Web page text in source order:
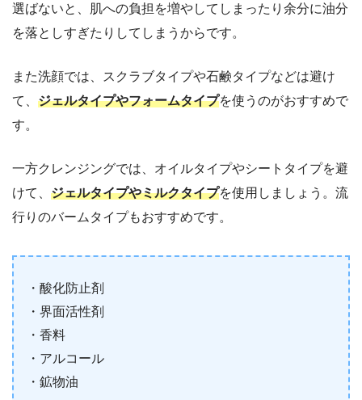
選ばないと、肌への負担を増やしてしまったり余分に油分
を落としすぎたりしてしまうからです。
また洗顔では、スクラブタイプや石鹸タイプなどは避け
て、 ジェルタイプやフォームタイプを使うのがおすすめで
す。
一方クレンジングでは、オイルタイプやシートタイプを避
けて、 ジェルタイプやミルクタイプを使用しましょう。流
行りのバームタイプもおすすめです。
・酸化防止剤
・界面活性剤
・香料
・アルコール
・鉱物油